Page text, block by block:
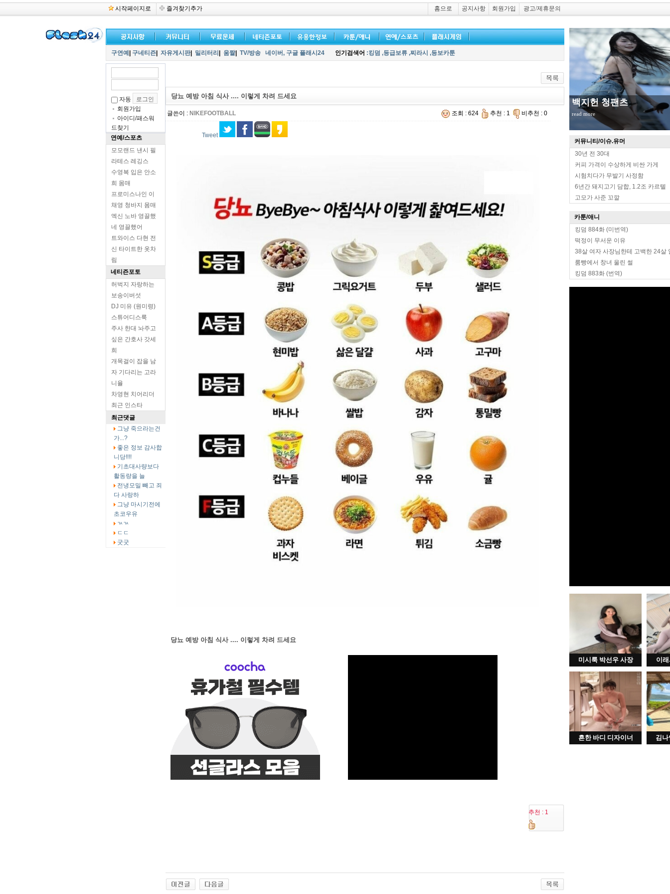
시작페이지로 즐겨찾기추가 홈으로 공지사항 회원가입 광고/제휴문의
백지헌 청팬츠
read more
커뮤니티/이슈.유머
30년 전 30대
커피 가격이 수상하게 비싼 가게
시험치다가 무발기 사정함
6년간 돼지고기 담합, 1.2조 카르텔
고모가 사준 꼬깔
카툰/애니
킹덤 884화 (미번역)
떡정이 무서운 이유
38살 여자 사장님한테 고백한 24살
룸빵에서 창녀 울린 썰
킹덤 883화 (번역)
미시룩 박선우 사장 이
흔한 바디 디자이너 김나
구연예 구네티즌 자유게시판| 밀리터리 움짤| TV/방송 네이버, 구글 플래시24 인기검색어 :킹덤 ,등급보류 ,찌라시 ,등보카툰
자동
회원가입
아이디/패스워
드찾기
연예/스포츠
모모랜드 낸시 필
라테스 레깅스
수영복 입은 안소
희 몸매
프로미스나인 이
채영 청바지 몸매
엑신 노바 영끌했
네 영끌했어
트와이스 다현 전
신 타이트한 옷차
림
네티즌포토
허벅지 자랑하는
보송이버섯
DJ 미유 (원미령)
스튜어디스룩
주사 한대 놔주고
싶은 간호사 갓세
희
개목걸이 잡을 남
자 기다리는 고라
니율
차영현 치어리더
최근 인스타
최근댓글
그냥 죽으라는건
가...?
좋은 정보 감사합
니당!!!!
기초대사량보다
활동량을 늘
전냉모밀 빼고 죄
다 사랑하
그냥 마시기전에
초코우유
ㄳㄳ
ㄷㄷ
굿굿
당뇨 예방 아침 식사 .... 이렇게 차려 드세요
글쓴이 : NIKEFOOTBALL 조회 : 624 추천 : 1 비추천 : 0
Tweet
당뇨 예방 아침 식사 .... 이렇게 차려 드세요
추천 : 1